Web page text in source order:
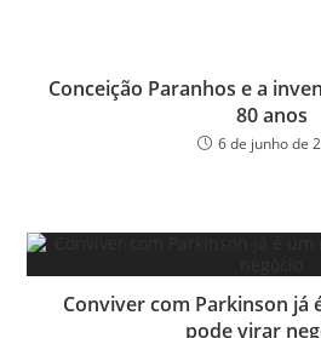
Conceição Paranhos e a
80 anos
6 de junho de
Conviver com Parkinson já
pode virar